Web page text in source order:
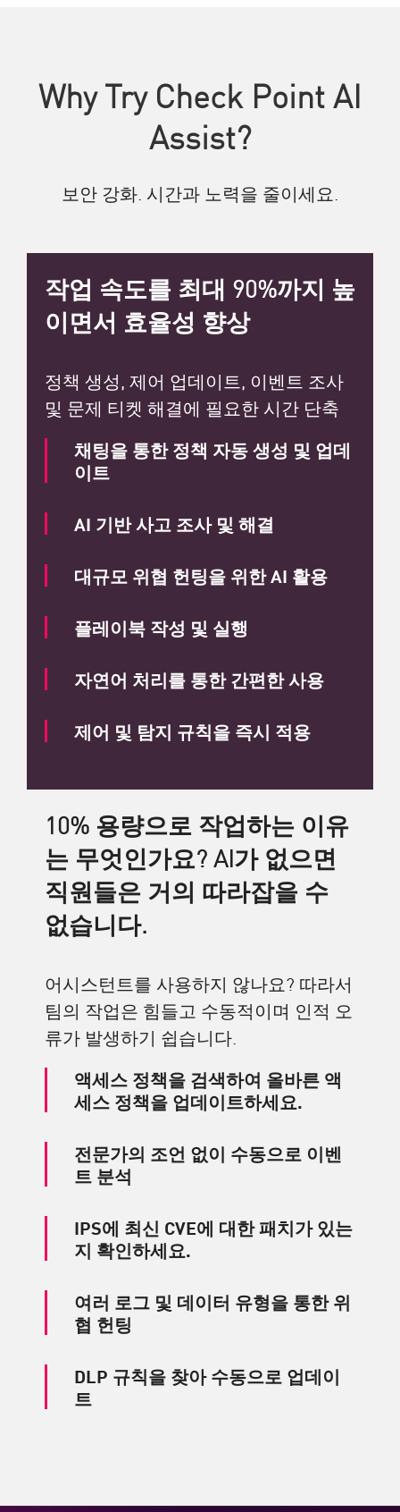
Why Try Check Point AI
Assist?
보안 강화. 시간과 노력을 줄이세요.
작업 속도를 최대 90%까지 높
이면서 효율성 향상
정책 생성, 제어 업데이트, 이벤트 조사
및 문제 티켓 해결에 필요한 시간 단축
채팅을 통한 정책 자동 생성 및 업데
이트
AI 기반 사고 조사 및 해결
대규모 위협 헌팅을 위한 AI 활용
플레이북 작성 및 실행
자연어 처리를 통한 간편한 사용
제어 및 탐지 규칙을 즉시 적용
10% 용량으로 작업하는 이유
는 무엇인가요? AI가 없으면
직원들은 거의 따라잡을 수
없습니다.​
어시스턴트를 사용하지 않나요? 따라서
팀의 작업은 힘들고 수동적이며 인적 오
류가 발생하기 쉽습니다.
액세스 정책을 검색하여 올바른 액
세스 정책을 업데이트하세요.
전문가의 조언 없이 수동으로 이벤
트 분석
IPS에 최신 CVE에 대한 패치가 있는
지 확인하세요.
여러 로그 및 데이터 유형을 통한 위
협 헌팅
DLP 규칙을 찾아 수동으로 업데이
트